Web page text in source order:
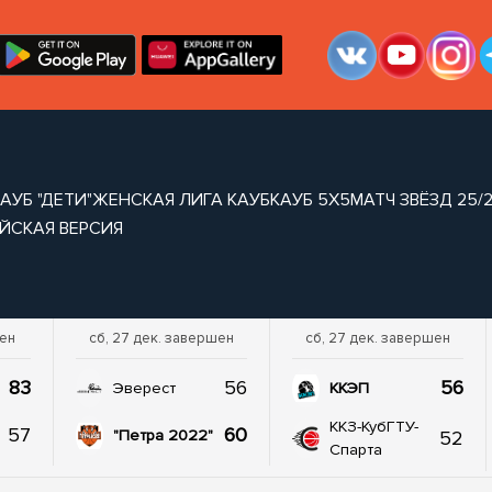
"ДЕТИ"ЖЕНСКАЯ ЛИГА КАУБКАУБ 5Х5МАТЧ ЗВЁЗД 25/
ВЕРСИЯ
83
57
сб, 27 дек. завершен
Эверест 56
"Петра 2022" 60
сб, 27 дек. завершен
ККЭП 56
ККЗ-КубГТУ-
Спарта
52